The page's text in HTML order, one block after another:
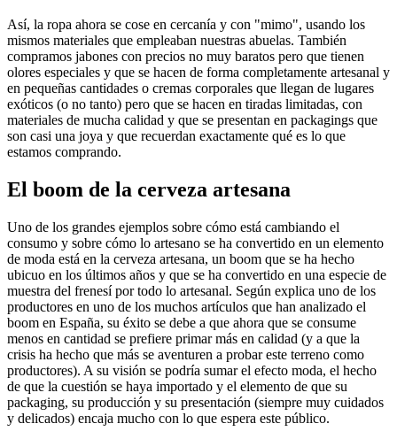
Así, la ropa ahora se cose en cercanía y con "mimo", usando los
mismos materiales que empleaban nuestras abuelas. También
compramos jabones con precios no muy baratos pero que tienen
olores especiales y que se hacen de forma completamente artesanal y
en pequeñas cantidades o cremas corporales que llegan de lugares
exóticos (o no tanto) pero que se hacen en tiradas limitadas, con
materiales de mucha calidad y que se presentan en packagings que
son casi una joya y que recuerdan exactamente qué es lo que
estamos comprando.
El boom de la cerveza artesana
Uno de los grandes ejemplos sobre cómo está cambiando el
consumo y sobre cómo lo artesano se ha convertido en un elemento
de moda está en la cerveza artesana, un boom que se ha hecho
ubicuo en los últimos años y que se ha convertido en una especie de
muestra del frenesí por todo lo artesanal. Según explica uno de los
productores en uno de los muchos artículos que han analizado el
boom en España, su éxito se debe a que ahora que se consume
menos en cantidad se prefiere primar más en calidad (y a que la
crisis ha hecho que más se aventuren a probar este terreno como
productores). A su visión se podría sumar el efecto moda, el hecho
de que la cuestión se haya importado y el elemento de que su
packaging, su producción y su presentación (siempre muy cuidados
y delicados) encaja mucho con lo que espera este público.